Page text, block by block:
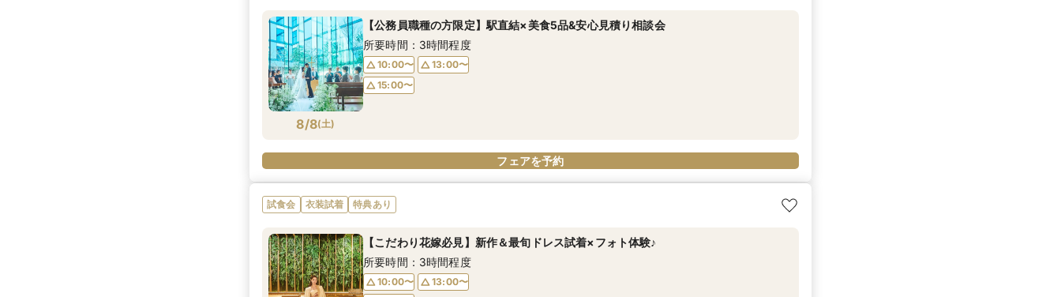
8/8(土)
【公務員職種の方限定】駅直結×美食5品&安心見積り相談会
所要時間：3時間程度
10:00〜
13:00〜
15:00〜
フェアを予約
試食会 衣装試着 特典あり
【こだわり花嫁必見】新作＆最旬ドレス試着×フォト体験♪
所要時間：3時間程度
10:00〜
13:00〜